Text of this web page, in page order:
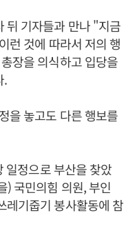
뒤 기자들과 만나 "지금
런 것에 따라서 저의 행
장을 의식하고 입당을
.
을 놓고도 다른 행보를
일정으로 부산을 찾았
) 국민의힘 의원, 부인
레기줍기 봉사활동에 참